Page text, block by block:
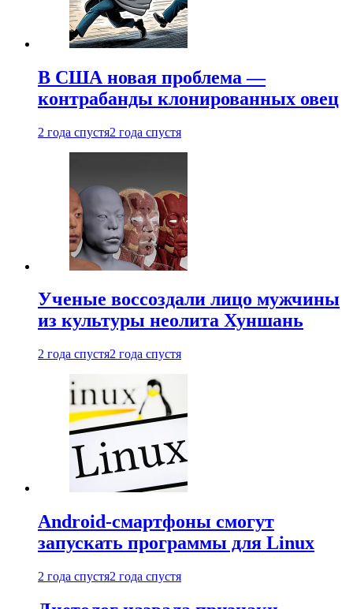
В США новая проблема —
контрабанды клонированных овец
2 года спустя2 года спустя
Ученые воссоздали лицо мужчины
из культуры неолита Хуншань
2 года спустя2 года спустя
Android-смартфоны смогут
запускать программы для Linux
2 года спустя2 года спустя